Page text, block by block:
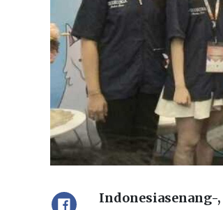
Indonesiasenang-,